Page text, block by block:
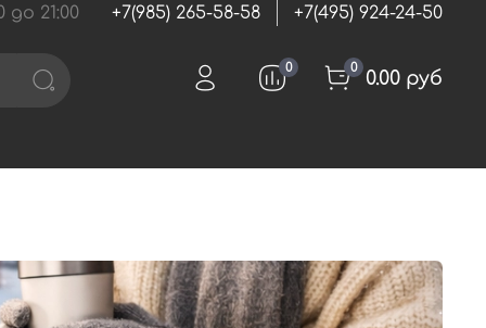
до 21:00 +7(985) 265-58-58 +7(495) 924-24-50
0 0 0.00 руб